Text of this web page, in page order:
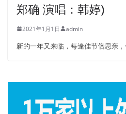
郑确 演唱：韩婷)
2021年1月1日 admin
新的一年又来临，每逢佳节倍思亲